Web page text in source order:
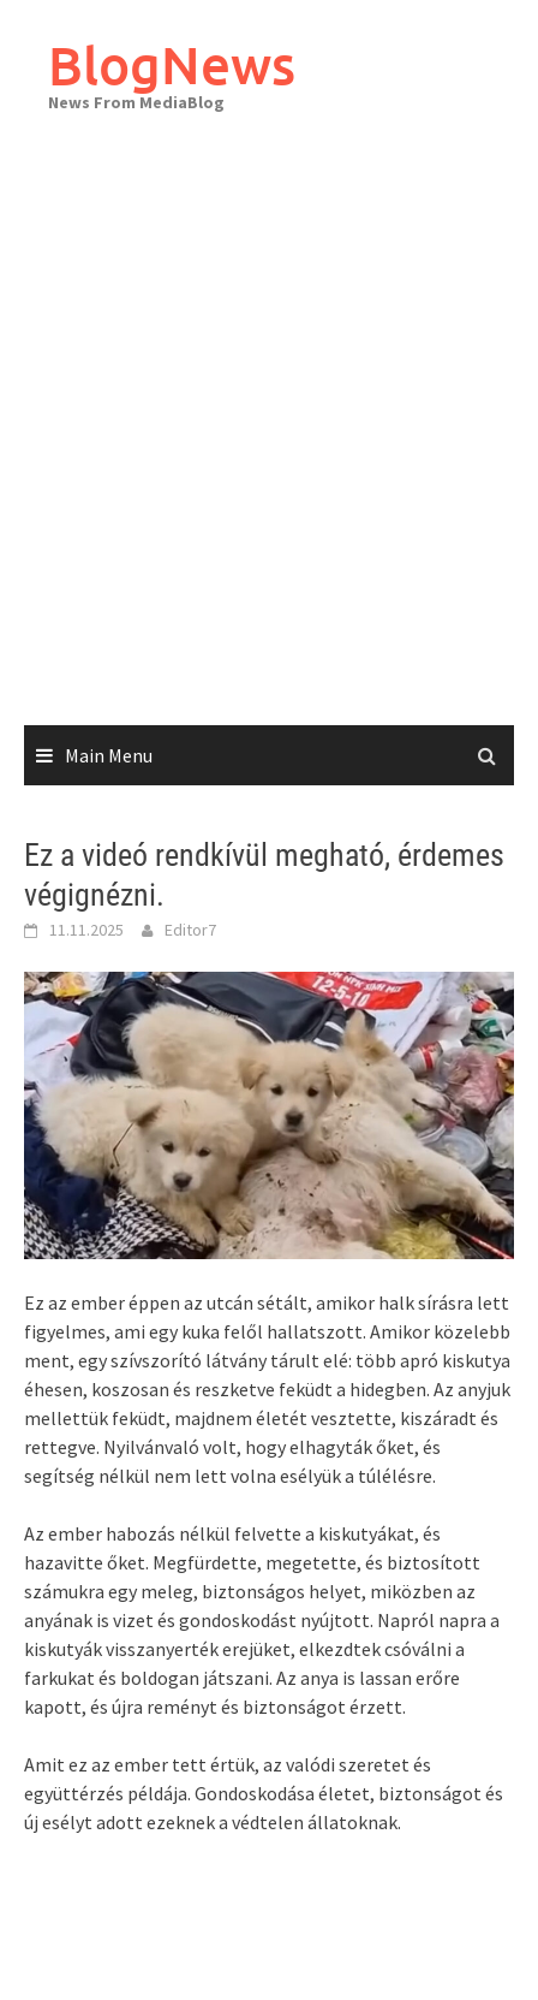
contentBlogNews
News From MediaBlog
Main Menu
Ez a videó rendkívül megható, érdemes
végignézni.
11.11.2025 Editor7
Ez az ember éppen az utcán sétált, amikor halk sírásra lett
figyelmes, ami egy kuka felől hallatszott. Amikor közelebb
ment, egy szívszorító látvány tárult elé: több apró kiskutya
éhesen, koszosan és reszketve feküdt a hidegben. Az anyjuk
mellettük feküdt, majdnem életét vesztette, kiszáradt és
rettegve. Nyilvánvaló volt, hogy elhagyták őket, és
segítség nélkül nem lett volna esélyük a túlélésre.
Az ember habozás nélkül felvette a kiskutyákat, és
hazavitte őket. Megfürdette, megetette, és biztosított
számukra egy meleg, biztonságos helyet, miközben az
anyának is vizet és gondoskodást nyújtott. Napról napra a
kiskutyák visszanyerték erejüket, elkezdtek csóválni a
farkukat és boldogan játszani. Az anya is lassan erőre
kapott, és újra reményt és biztonságot érzett.
Amit ez az ember tett értük, az valódi szeretet és
együttérzés példája. Gondoskodása életet, biztonságot és
új esélyt adott ezeknek a védtelen állatoknak.